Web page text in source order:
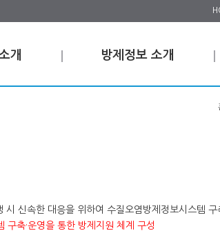
개 방제정보 소개
시 신속한 대응을 위하여 수질오염방제정보시스템 구
축·운영을 통한 방제지원 체계 구성